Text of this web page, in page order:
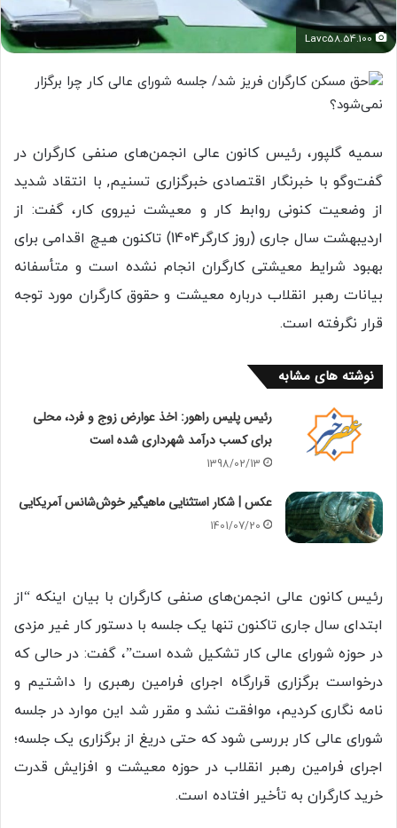
Lavc58.54.100
سمیه گلپور، رئیس کانون عالی انجمن‌های صنفی کارگران در
گفت‌وگو با خبرنگار اقتصادی خبرگزاری تسنیم,‌ با انتقاد شدید
از وضعیت کنونی روابط کار و معیشت نیروی کار، گفت: از
اردیبهشت سال جاری (روز کارگر1404) تاکنون هیچ اقدامی برای
بهبود شرایط معیشتی کارگران انجام نشده است و متأسفانه
بیانات رهبر انقلاب درباره معیشت و حقوق کارگران مورد توجه
قرار نگرفته است.
نوشته های مشابه
رئیس پلیس راهور: اخذ عوارض زوج و فرد، محلی
برای کسب درآمد شهرداری شده است
1398/02/13
عکس | شکار استثنایی ماهیگیر خوش‌شانس آمریکایی
1401/07/20
رئیس کانون عالی انجمن‌های صنفی کارگران با بیان اینکه “از
ابتدای سال جاری تاکنون تنها یک جلسه با دستور کار غیر مزدی
در حوزه شورای عالی کار تشکیل شده است”، گفت: در حالی که
درخواست برگزاری قرارگاه اجرای فرامین رهبری را داشتیم و
نامه نگاری کردیم، موافقت نشد و مقرر شد این موارد در جلسه
شورای عالی کار بررسی شود که حتی دریغ از برگزاری یک جلسه؛
اجرای فرامین رهبر انقلاب در حوزه معیشت و افزایش قدرت
خرید کارگران به تأخیر افتاده است.